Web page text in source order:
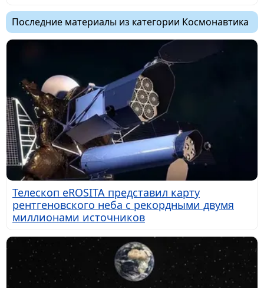
Последние материалы из категории Космонавтика
Телескоп eROSITA представил карту
рентгеновского неба с рекордными двумя
миллионами источников